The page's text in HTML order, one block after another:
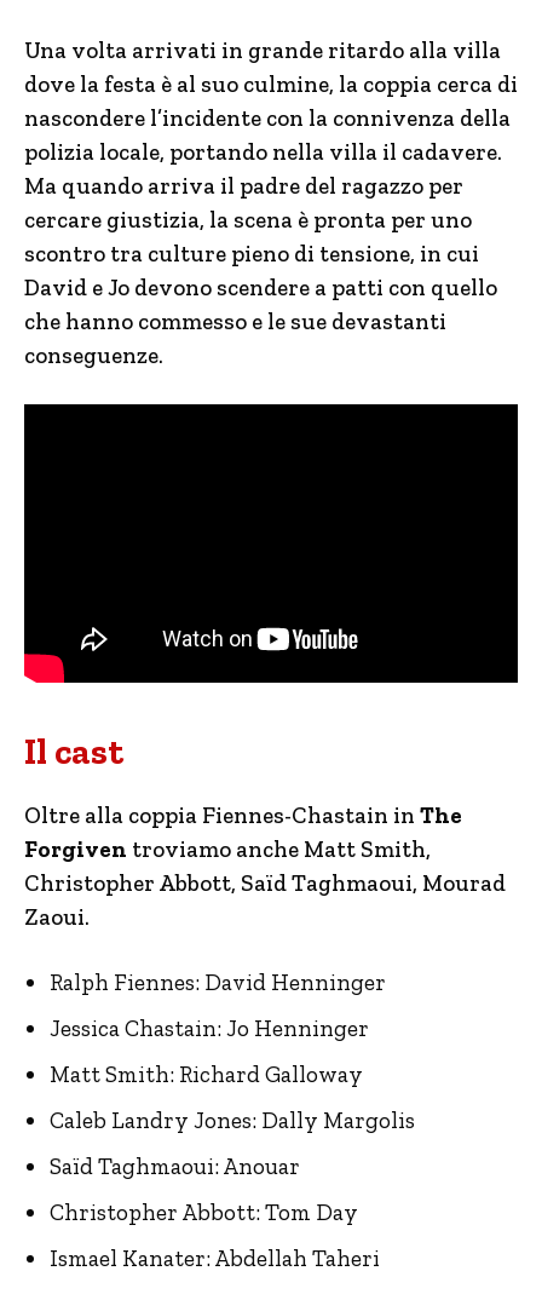
Una volta arrivati in grande ritardo alla villa
dove la festa è al suo culmine, la coppia cerca di
nascondere l’incidente con la connivenza della
polizia locale, portando nella villa il cadavere.
Ma quando arriva il padre del ragazzo per
cercare giustizia, la scena è pronta per uno
scontro tra culture pieno di tensione, in cui
David e Jo devono scendere a patti con quello
che hanno commesso e le sue devastanti
conseguenze.
Il cast
Oltre alla coppia Fiennes-Chastain in The
Forgiven troviamo anche Matt Smith,
Christopher Abbott, Saïd Taghmaoui, Mourad
Zaoui.
Ralph Fiennes: David Henninger
Jessica Chastain: Jo Henninger
Matt Smith: Richard Galloway
Caleb Landry Jones: Dally Margolis
Saïd Taghmaoui: Anouar
Christopher Abbott: Tom Day
Ismael Kanater: Abdellah Taheri